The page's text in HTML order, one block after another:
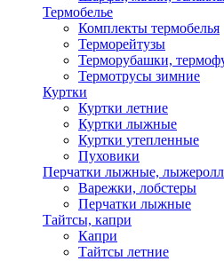
Термобелье
Комплекты термобелья
Терморейтузы
Терморубашки,
Термотрусы зимние
Куртки
Куртки летние
Куртки лыжные
Куртки утепленные
Пуховики
Перчатки лыжные,
Варежки, лобстеры
Перчатки лыжные
Тайтсы, капри
Капри
Тайтсы летние